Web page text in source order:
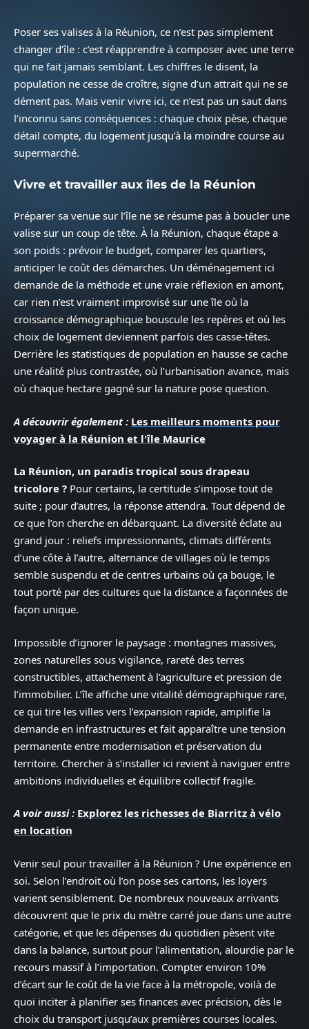
Poser ses valises à la Réunion, ce n’est pas simplement
changer d’île : c’est réapprendre à composer avec une terre
qui ne fait jamais semblant. Les chiffres le disent, la
population ne cesse de croître, signe d’un attrait qui ne se
dément pas. Mais venir vivre ici, ce n’est pas un saut dans
l’inconnu sans conséquences : chaque choix pèse, chaque
détail compte, du logement jusqu’à la moindre course au
supermarché.
Vivre et travailler aux îles de la Réunion
Préparer sa venue sur l’île ne se résume pas à boucler une
valise sur un coup de tête. À la Réunion, chaque étape a
son poids : prévoir le budget, comparer les quartiers,
anticiper le coût des démarches. Un déménagement ici
demande de la méthode et une vraie réflexion en amont,
car rien n’est vraiment improvisé sur une île où la
croissance démographique bouscule les repères et où les
choix de logement deviennent parfois des casse-têtes.
Derrière les statistiques de population en hausse se cache
une réalité plus contrastée, où l’urbanisation avance, mais
où chaque hectare gagné sur la nature pose question.
A découvrir également : Les meilleurs moments pour
voyager à la Réunion et l'île Maurice
La Réunion, un paradis tropical sous drapeau
tricolore ? Pour certains, la certitude s’impose tout de
suite ; pour d’autres, la réponse attendra. Tout dépend de
ce que l’on cherche en débarquant. La diversité éclate au
grand jour : reliefs impressionnants, climats différents
d’une côte à l’autre, alternance de villages où le temps
semble suspendu et de centres urbains où ça bouge, le
tout porté par des cultures que la distance a façonnées de
façon unique.
Impossible d’ignorer le paysage : montagnes massives,
zones naturelles sous vigilance, rareté des terres
constructibles, attachement à l’agriculture et pression de
l’immobilier. L’île affiche une vitalité démographique rare,
ce qui tire les villes vers l’expansion rapide, amplifie la
demande en infrastructures et fait apparaître une tension
permanente entre modernisation et préservation du
territoire. Chercher à s’installer ici revient à naviguer entre
ambitions individuelles et équilibre collectif fragile.
A voir aussi : Explorez les richesses de Biarritz à vélo
en location
Venir seul pour travailler à la Réunion ? Une expérience en
soi. Selon l’endroit où l’on pose ses cartons, les loyers
varient sensiblement. De nombreux nouveaux arrivants
découvrent que le prix du mètre carré joue dans une autre
catégorie, et que les dépenses du quotidien pèsent vite
dans la balance, surtout pour l’alimentation, alourdie par le
recours massif à l’importation. Compter environ 10%
d’écart sur le coût de la vie face à la métropole, voilà de
quoi inciter à planifier ses finances avec précision, dès le
choix du transport jusqu’aux premières courses locales.